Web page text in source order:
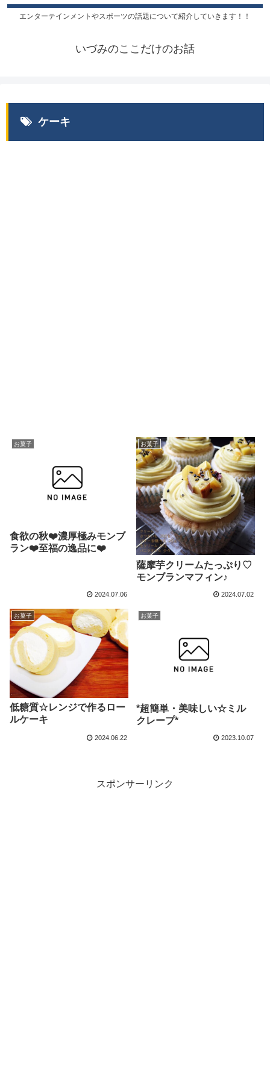
エンターテインメントやスポーツの話題について紹介していきます！！
いづみのここだけのお話
ケーキ
お菓子
食欲の秋❤️濃厚極みモンブ
ラン❤️至福の逸品に❤️
2024.07.06
お菓子
薩摩芋クリームたっぷり♡
モンブランマフィン♪
2024.07.02
お菓子
低糖質☆レンジで作るロー
ルケーキ
2024.06.22
お菓子
*超簡単・美味しい☆ミル
クレープ*
2023.10.07
スポンサーリンク